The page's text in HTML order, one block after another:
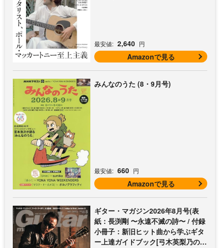
最安値: 2,640 円
Amazonで見る
みんなのうた (8・9月号)
最安値: 660 円
Amazonで見る
ギター・マガジン2026年8月号(表
紙：長渕剛 〜永遠不滅の詩〜 / 付録
小冊子：新旧ヒット曲から学ぶギタ
ー上達ガイドブック[弓木英梨乃の放